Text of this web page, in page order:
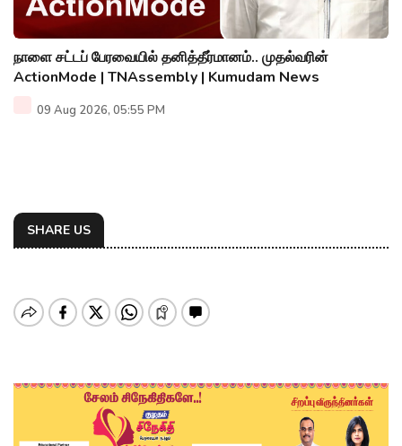
நாளை சட்டப் பேரவையில் தனித்தீர்மானம்.. முதல்வரின்
ActionMode | TNAssembly | Kumudam News
09 Aug 2026, 05:55 PM
SHARE US